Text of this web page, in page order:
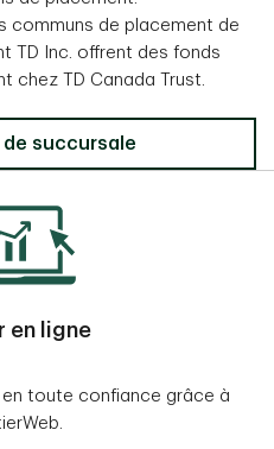
communs de placement de
TD Inc. offrent des fonds
chez TD Canada Trust.
succursale
en ligne
toute confiance grâce à